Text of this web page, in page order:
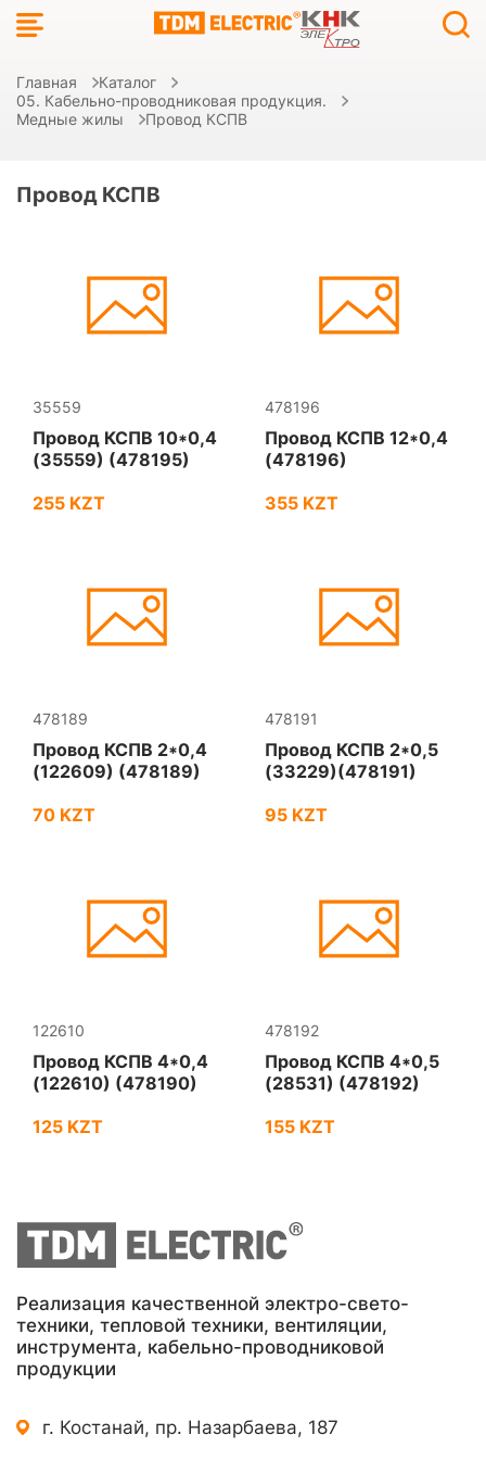
Главная
Каталог
05. Кабельно-проводниковая продукция.
Медные жилы
Провод КСПВ
Провод КСПВ
35559
Провод КСПВ 10*0,4
(35559) (478195)
255 KZT
478196
Провод КСПВ 12*0,4
(478196)
355 KZT
478189
Провод КСПВ 2*0,4
(122609) (478189)
70 KZT
478191
Провод КСПВ 2*0,5
(33229)(478191)
95 KZT
122610
Провод КСПВ 4*0,4
(122610) (478190)
125 KZT
478192
Провод КСПВ 4*0,5
(28531) (478192)
155 KZT
Реализация качественной электро-свето-
техники, тепловой техники, вентиляции,
инструмента, кабельно-проводниковой
продукции
г. Костанай, пр. Назарбаева, 187